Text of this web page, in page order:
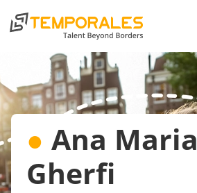
● Ana Maria
Gherfi